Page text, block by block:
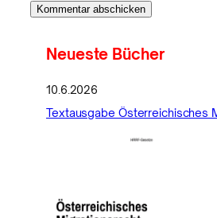
Neueste Bücher
10.6.2026
Textausgabe Österreichisches